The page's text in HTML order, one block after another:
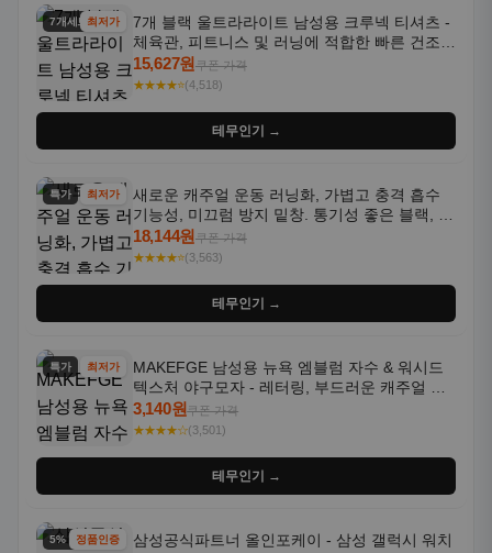
7개세트최저가
7개 블랙 울트라라이트 남성용 크루넥 티셔츠 -
체육관, 피트니스 및 러닝에 적합한 빠른 건조,
통기성 좋은 수분 흡수 반팔 운동복
15,627원쿠폰 가격
★★★★⭐(4,518)
테무인기 →
특가 최저가
새로운 캐주얼 운동 러닝화, 가볍고 충격 흡수
기능성, 미끄럼 방지 밑창. 통기성 좋은 블랙, 화
이트, 퍼플 그라데이션 색상
18,144원쿠폰 가격
★★★★⭐(3,563)
테무인기 →
특가 최저가
MAKEFGE 남성용 뉴욕 엠블럼 자수 & 워시드
텍스처 야구모자 - 레터링, 부드러운 캐주얼 모
자, NYC 스타일
3,140원쿠폰 가격
★★★★☆(3,501)
테무인기 →
5% 할인정품인증
삼성공식파트너 올인포케이 - 삼성 갤럭시 워치